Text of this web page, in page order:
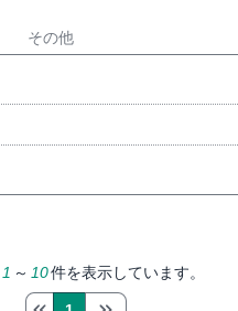
その他
1 ～ 10件を表示しています。